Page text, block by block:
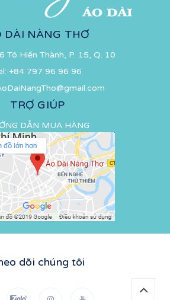
DÀI NÀNG THƠ
Tô Hiến Thành, P. 15, Q. 10
+84 797 96 96 96
TRỢ GIÚP
DẪN MUA HÀNG
dõi chúng tôi